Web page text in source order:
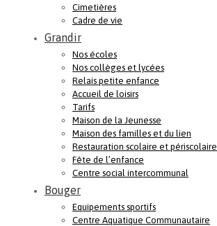
Cimetières
Cadre de vie
Grandir
Nos écoles
Nos collèges et lycées
Relais petite enfance
Accueil de loisirs
Tarifs
Maison de la Jeunesse
Maison des familles et du lien
Restauration scolaire et périscolaire
Fête de l’enfance
Centre social intercommunal
Bouger
Equipements sportifs
Centre Aquatique Communautaire